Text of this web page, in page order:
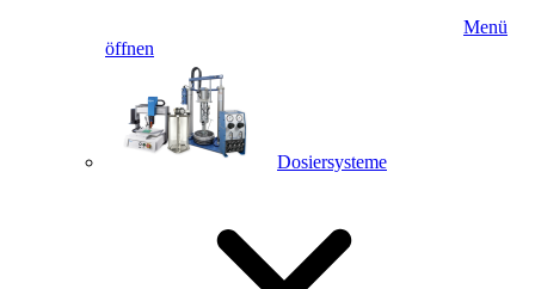
Menü
öffnen
Dosiersysteme